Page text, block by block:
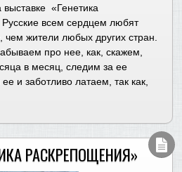
«Генетика
всем сердцем любят
чем жители любых других стран.
про нее, как, скажем,
в месяц, следим за ее
и заботливо латаем, так как,
РАСКРЕПОЩЕНИЯ»